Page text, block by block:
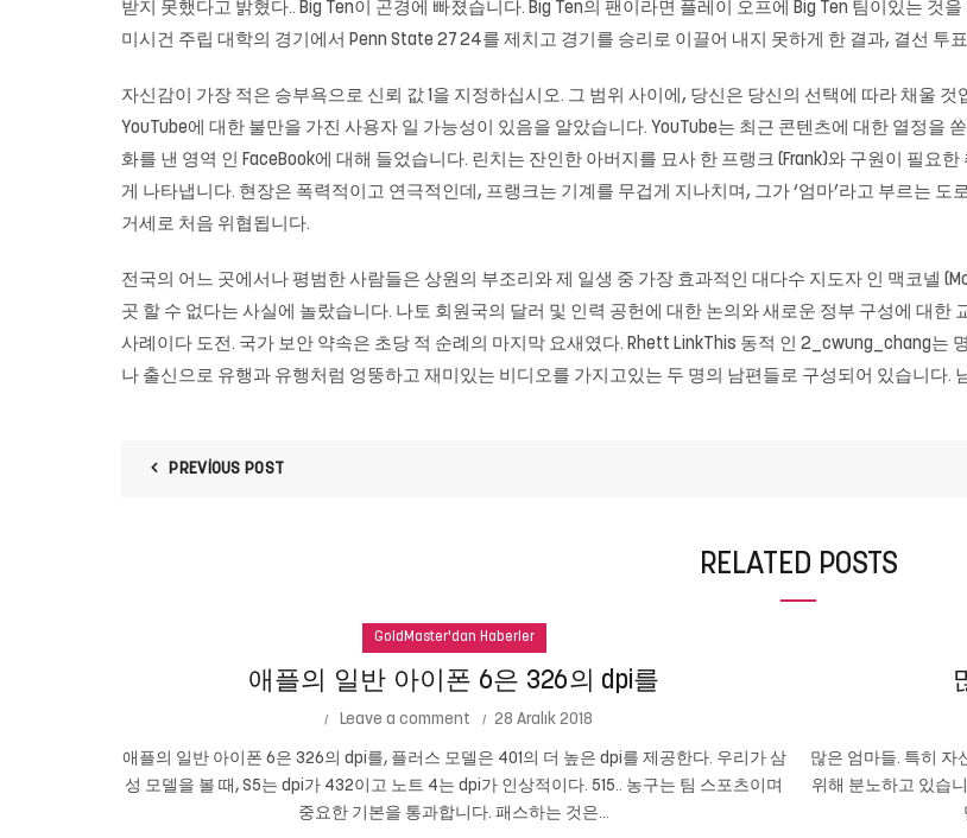
받지 못했다고 밝혔다.. Big Ten이 곤경에 빠졌습니다. Big Ten의 팬이라면 플레이 오프에 Big Ten 팀이있는
미시건 주립 대학의 경기에서 Penn State 27 24를 제치고 경기를 승리로 이끌어 내지 못하게 한 결과, 결선 투
자신감이 가장 적은 승부욕으로 신뢰 값 1을 지정하십시오. 그 범위 사이에, 당신은 당신의 선택에 따라 채울 것
YouTube에 대한 불만을 가진 사용자 일 가능성이 있음을 알았습니다. YouTube는 최근 콘텐츠에 대한 열정을
화를 낸 영역 인 FaceBook에 대해 들었습니다. 린치는 잔인한 아버지를 묘사 한 프랭크 (Frank)와 구원이 필요
게 나타냅니다. 현장은 폭력적이고 연극적인데, 프랭크는 기계를 무겁게 지나치며, 그가 ‘엄마’라고 부르는
거세로 처음 위협됩니다.
전국의 어느 곳에서나 평범한 사람들은 상원의 부조리와 제 일생 중 가장 효과적인 대다수 지도자 인 맥코넬
곳 할 수 없다는 사실에 놀랐습니다. 나토 회원국의 달러 및 인력 공헌에 대한 논의와 새로운 정부 구성에 대한
사례이다 도전. 국가 보안 약속은 초당 적 순례의 마지막 요새였다. Rhett LinkThis 동적 인 2_cwung_chang는
나 출신으로 유행과 유행처럼 엉뚱하고 재미있는 비디오를 가지고있는 두 명의 남편들로 구성되어 있습니다.
PREVIOUS POST
RELATED POSTS
GoldMaster'dan Haberler
애플의 일반 아이폰 6은 326의 dpi를
Leave a comment 28 Aralık 2018
애플의 일반 아이폰 6은 326의 dpi를, 플러스 모델은 401의 더 높은 dpi를 제공한다. 우리가 삼
성 모델을 볼 때, S5는 dpi가 432이고 노트 4는 dpi가 인상적이다. 515.. 농구는 팀 스포츠이며
중요한 기본을 통과합니다. 패스하는 것은...
많은 엄마들. 특히 자
위해 분노하고 있습